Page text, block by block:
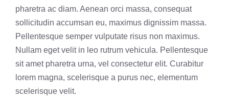
pharetra ac diam. Aenean orci massa, consequat
sollicitudin accumsan eu, maximus dignissim massa.
Pellentesque semper vulputate risus non maximus.
Nullam eget velit in leo rutrum vehicula. Pellentesque
sit amet pharetra urna, vel consectetur elit. Curabitur
lorem magna, scelerisque a purus nec, elementum
scelerisque velit.